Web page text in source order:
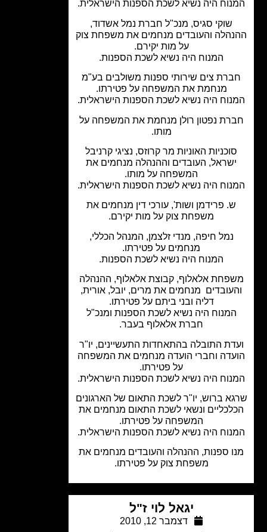
היה נשיא לשכת הספנות הישראלית.
שוקי סגיס, מנכ"ל חברת נמל אשדוד,
והעובדים מנחמים את משפחת צוק
על מות יקירם.
המנוח היה נשיא לשכת הספנות.
צים שירותי ספנות משולבים בע"מ
מנחמת את המשפחה על פטירתו.
היה נשיא לשכת הספנות הישראלית.
נפטון רולן מנחמת את המשפחה על
האוניות מר קרוזס, נציגי קרניבל
העובדים וההנהלה מנחמים את
המשפחה על מותו.
היה נשיא לשכת הספנות הישראלית.
ש. פרידמן ושות', עורכי דין מנחמים את
משפחת צוק על מות יקירם.
נמל חיפה, מנדי זלצמן, המנהל הכללי,
מנחמים על פטירתו.
המנוח היה נשיא לשכת הספנות.
אלאלוף, קבוצת אלאלוף, ההנהלה
מנחמים את מרים, יובל, אורית,
דליה ובני ביתם על פטירתו.
המנוח היה נשיא לשכת הספנות ומנכ"ל
חברת אלאלוף בעבר.
התובלה בהתאחדות התעשיינים, יו"ר
וחברי הועדה מנחמים את המשפחה
על פטירתו.
היה נשיא לשכת הספנות הישראלית.
ברוש, יו"ר לשכת התאום של הארגונים
ונשאי לשכת התאום מנחמים את
המשפחה על פטירתו.
היה נשיא לשכת הספנות הישראלית.
ספנות, ההנהלה והעובדים מנחמים את
משפחת צוק על פטירתו.
יגאל לוי ז"ל
דצמבר 12, 2010